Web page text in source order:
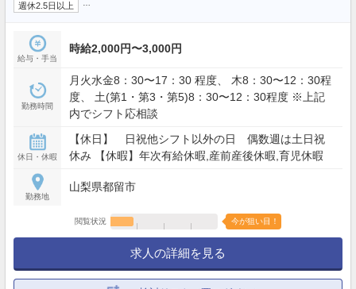
週休2.5日以上
給与・手当
時給2,000円〜3,000円
勤務時間
月火水金8：30〜17：30 程度、 木8：30〜12：30程
度、 土(第1・第3・第5)8：30〜12：30程度 ※上記
内でシフト応相談
休日・休暇
【休日】 日祝他シフト以外の日 偶数週は土日祝
休み 【休暇】年次有給休暇,産前産後休暇,育児休暇
勤務地
山梨県都留市
閲覧状況 今が狙い目！
求人の詳細を見る